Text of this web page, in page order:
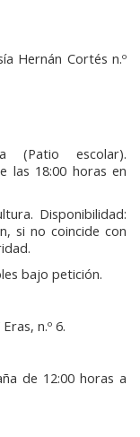
Hernán Cortés n.º
(Patio escolar).
las 18:00 horas en
Disponibilidad:
si no coincide con
bajo petición.
n.º 6.
de 12:00 horas a